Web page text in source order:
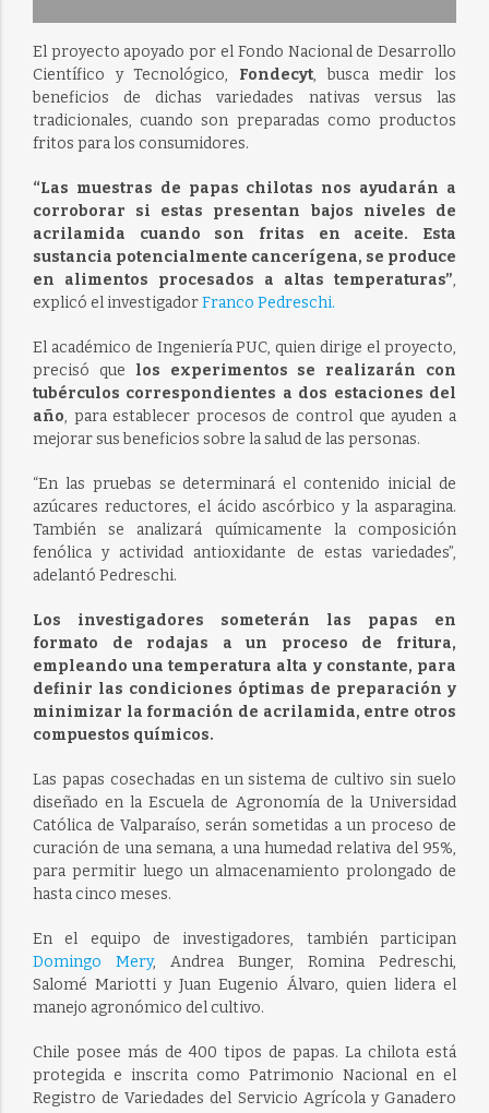
El proyecto apoyado por el Fondo Nacional de Desarrollo
Científico y Tecnológico, Fondecyt, busca medir los
beneficios de dichas variedades nativas versus las
tradicionales, cuando son preparadas como productos
fritos para los consumidores.
“Las muestras de papas chilotas nos ayudarán a
corroborar si estas presentan bajos niveles de
acrilamida cuando son fritas en aceite. Esta
sustancia potencialmente cancerígena, se produce
en alimentos procesados a altas temperaturas”,
explicó el investigadorFranco Pedreschi.
El académico de Ingeniería PUC, quien dirige el proyecto,
precisó que los experimentos se realizarán con
tubérculos correspondientes a dos estaciones del
año, para establecer procesos de control que ayuden a
mejorar sus beneficios sobre la salud de las personas.
“En las pruebas se determinará el contenido inicial de
azúcares reductores, el ácido ascórbico y la asparagina.
También se analizará químicamente la composición
fenólica y actividad antioxidante de estas variedades”,
adelantó Pedreschi.
Los investigadores someterán las papas en
formato de rodajas a un proceso de fritura,
empleando una temperatura alta y constante, para
definir las condiciones óptimas de preparación y
minimizar la formación de acrilamida, entre otros
compuestos químicos.
Las papas cosechadas en un sistema de cultivo sin suelo
diseñado en la Escuela de Agronomía de la Universidad
Católica de Valparaíso, serán sometidas a un proceso de
curación de una semana, a una humedad relativa del 95%,
para permitir luego un almacenamiento prolongado de
hasta cinco meses.
En el equipo de investigadores, también participan
Domingo Mery, Andrea Bunger, Romina Pedreschi,
Salomé Mariotti y Juan Eugenio Álvaro, quien lidera el
manejo agronómico del cultivo.
Chile posee más de 400 tipos de papas. La chilota está
protegida e inscrita como Patrimonio Nacional en el
Registro de Variedades del Servicio Agrícola y Ganadero